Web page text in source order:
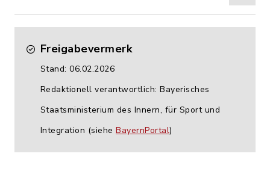
Freigabevermerk
Stand: 06.02.2026
Redaktionell verantwortlich: Bayerisches
Staatsministerium des Innern, für Sport und
Integration (siehe BayernPortal)